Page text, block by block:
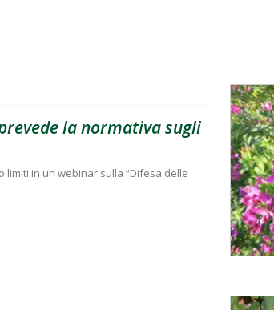
la normativa sugli
in un webinar sulla “Difesa delle